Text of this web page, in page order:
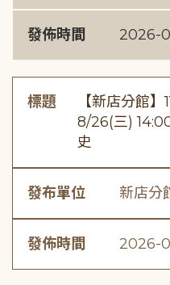
發佈時間 2026-
標題
【新店分館】
8/26(三)
史
發布單位 新店分
發佈時間 2026-